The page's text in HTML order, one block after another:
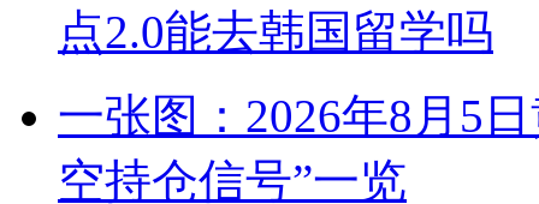
点2.0能去韩国留学吗
一张图：2026年8月5
空持仓信号”一览